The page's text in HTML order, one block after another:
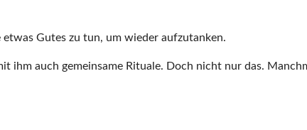
Gutes zu tun, um wieder aufzutanken.
ihm auch gemeinsame Rituale. Doch nicht nur das.